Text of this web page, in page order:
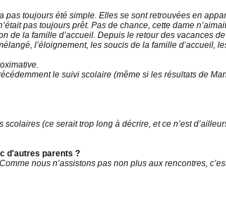
pas toujours été simple. Elles se sont retrouvées en
pas toujours prêt. Pas de chance, cette dame
de la famille d’accueil. Depuis le retour des vacances
l’éloignement, les soucis de la famille d’accueil,
le suivi scolaire (même si les résultats de
(ce serait trop long à décrire, et ce n’est
d'autres parents ?
nous n’assistons pas non plus aux rencontres,